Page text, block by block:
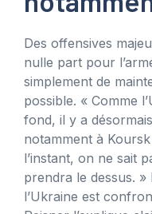
Des offensives
nulle part pour
simplement de
possible. « Comme
fond, il y a
notamment à
l’instant, on ne sait
prendra le dessus. »
l’Ukraine est